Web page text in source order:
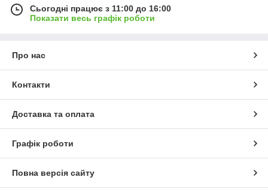
Сьогодні працює з 11:00 до 16:00
Показати весь графік роботи
Про нас
Контакти
Доставка та оплата
Графік роботи
Повна версія сайту